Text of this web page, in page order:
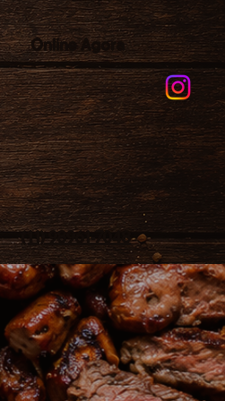
Online Agora
(11) 98961-7048